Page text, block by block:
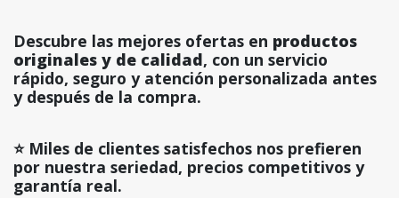
Descubre las mejores ofertas en productos
originales y de calidad, con un servicio
rápido, seguro y atención personalizada antes
y después de la compra.
⭐ Miles de clientes satisfechos nos prefieren
por nuestra seriedad, precios competitivos y
garantía real.